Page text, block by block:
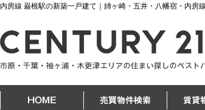
内房線 巌根駅の新築一戸建て｜姉ヶ崎・五井・八幡宿・内